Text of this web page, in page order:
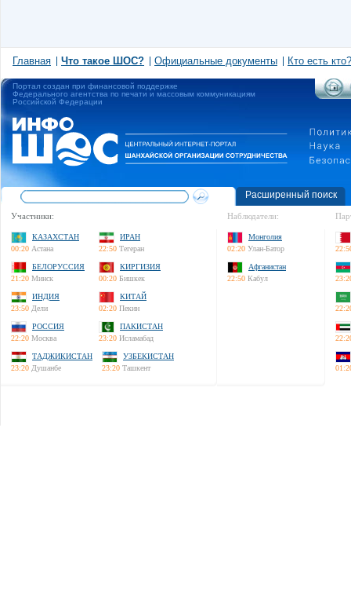
Главная Что такое ШОС? Официальные документы Кто есть кто?
Портал создан при финансовой поддержке
Федерального агентства по печати и массовым коммуникациям
Российской Федерации
Расширенный поиск
Участники:
КАЗАХСТАН
00:20 Астана
ИРАН
22:50 Тегеран
БЕЛОРУССИЯ
21:20 Минск
КИРГИЗИЯ
00:20 Бишкек
ИНДИЯ
23:50 Дели
КИТАЙ
02:20 Пекин
РОССИЯ
22:20 Москва
ПАКИСТАН
23:20 Исламабад
ТАДЖИКИСТАН
23:20 Душанбе
УЗБЕКИСТАН
23:20 Ташкент
Наблюдатели:
Монголия
02:20 Улан-Батор
Афганистан
22:50 Кабул